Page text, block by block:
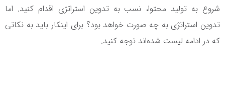
شروع به تولید محتوا، نسب به تدوین استراتژی اقدام کنید. اما
تدوین استراتژی به چه صورت خواهد بود؟ برای اینکار باید به نکاتی
که در ادامه لیست شده‌اند توجه کنید.